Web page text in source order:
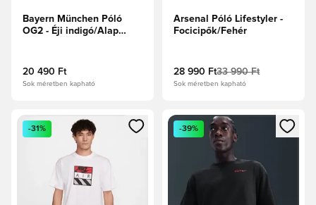
Bayern München Póló
OG2 - Éji indigó/Alap
20 490 Ft
Sok méretben kapható
Arsenal Póló Lifestyler -
Focicipők/Fehér
28 990 Ft33 990 Ft
Sok méretben kapható
Megnyit egy modált a bejelentkezéshez vagy a tagként
-31%
Megnyit egy modált a
-39%